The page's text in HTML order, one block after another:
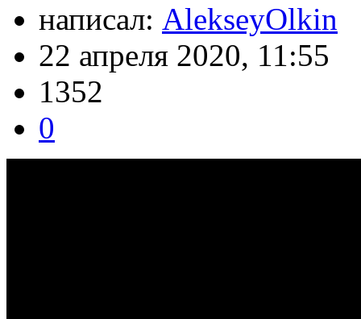
написал: AlekseyOlkin
22 апреля 2020, 11:55
1352
0